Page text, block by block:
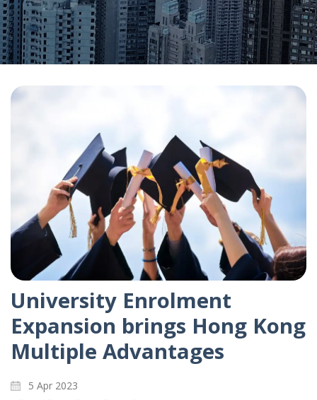
University Enrolment
Expansion brings Hong Kong
Multiple Advantages
5 Apr 2023